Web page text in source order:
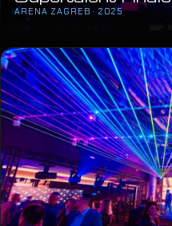
ARENA ZAGREB · 2025